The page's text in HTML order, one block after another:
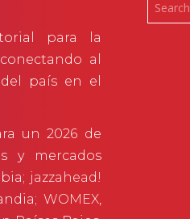
para la
al
país en el
un 2026 de
y mercados
jazzahead!
WOMEX,